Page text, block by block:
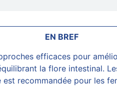
EN BREF
efficaces pour
la flore intestinal.
recommandée pour les